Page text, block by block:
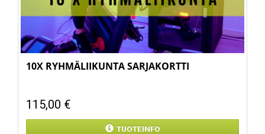
10X RYHMÄLIIKUNTA SARJAKORTTI
115,00 €
TUOTEINFO